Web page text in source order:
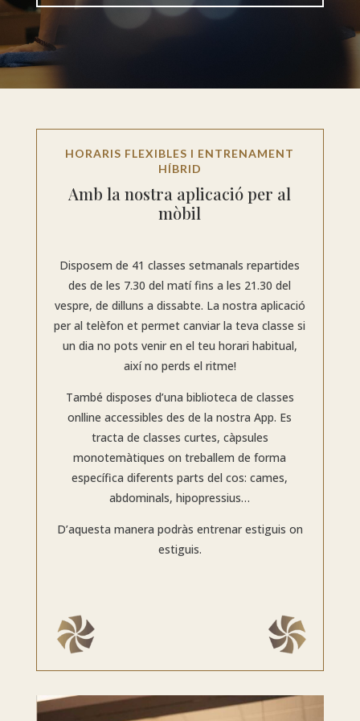
HORARIS FLEXIBLES I ENTRENAMENT
HÍBRID
Amb la nostra aplicació per al
mòbil
Disposem de 41 classes setmanals repartides
des de les 7.30 del matí fins a les 21.30 del
vespre, de dilluns a dissabte. La nostra aplicació
per al telèfon et permet canviar la teva classe si
un dia no pots venir en el teu horari habitual,
així no perds el ritme!
També disposes d’una biblioteca de classes
onllineaccessibles des de la nostra App. Es
tracta de classes curtes, càpsules
monotemàtiques on treballem de forma
específica diferents parts del cos: cames,
abdominals, hipopressius…
D’aquesta manera podràs entrenar estiguis on
estiguis.